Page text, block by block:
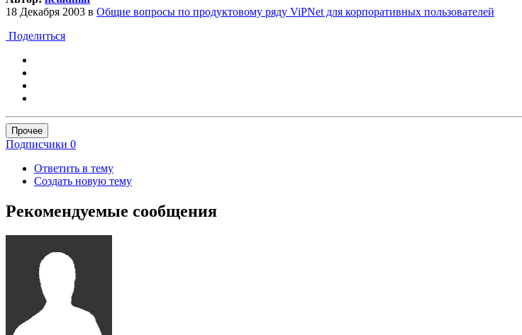
18 Декабря 2003 в Общие вопросы по продуктовому ряду ViPNet для корпоративных пользователей
Поделиться
Прочее
Подписчики 0
Ответить в тему
Создать новую тему
Рекомендуемые сообщения